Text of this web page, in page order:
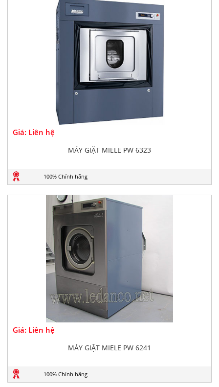
Giá: Liên hệ
MÁY GIẶT MIELE PW 6323
100% Chính hãng
Giá: Liên hệ
MÁY GIẶT MIELE PW 6241
100% Chính hãng